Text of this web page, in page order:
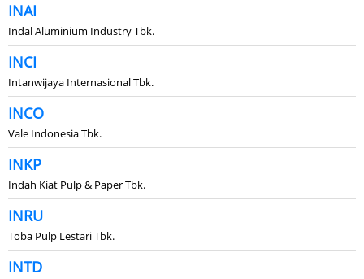
INAI
Indal Aluminium Industry Tbk.
INCI
Intanwijaya Internasional Tbk.
INCO
Vale Indonesia Tbk.
INKP
Indah Kiat Pulp & Paper Tbk.
INRU
Toba Pulp Lestari Tbk.
INTD